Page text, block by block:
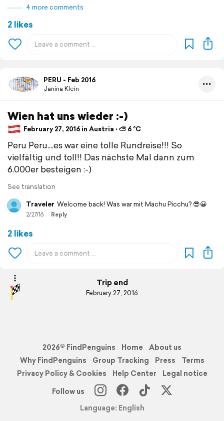
4 more comments
2 likes
PERU - Feb 2016
Janina Klein
Wien hat uns wieder :-)
February 27, 2016 in Austria ⋅ ⛅ 6 °C
Peru Peru....es war eine tolle Rundreise!!! So
vielfältig und toll!! Das nächste Mal dann zum
6.000er besteigen :-)
See translation
Traveler Welcome back! Was war mit Machu Picchu? 😎😀
2/27/16 Reply
2 likes
Trip end
February 27, 2016
2026© FindPenguins Home
About us
Why FindPenguins
Group Tracking Press
Terms
Privacy Policy & Cookies
Help Center
Legal notice
Follow us
Language: English